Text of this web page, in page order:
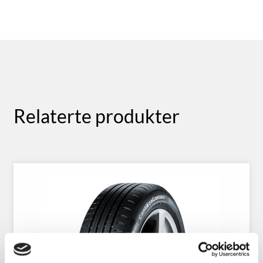
Relaterte produkter